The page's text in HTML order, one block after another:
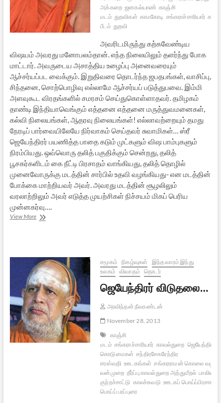
அக்கறை ஜனகல்யாண் காஞ்சி
மடம் துறவிகள் காமகோடி சங்கராச்சாரியார்
பீடம் துறவி
அவரிடமிருந்து கற்கவேண்டிய
விஷயம் அவரது மனோபலம்தான். எந்த நிலையிலும் தளர்ந்து போக
மாட்டார். அவருடைய அசாத்திய உழைப்பு அனைவரையும்
ஆச்சர்யப்பட வைக்கும். இறுதிவரை தொடர்ந்த ஜபதபங்கள், வாசிப்பு,
சிந்தனை, சொற்பொழிவு எல்லாமே ஆச்சர்யப் படுத்துபவை. இம்மி
அளவுகூட விரதங்களில் சமரசம் செய்துகொள்ளாதவர். தமிழகம்
தாண்டி இந்தியாவெங்கும் எத்தனை எத்தனை மருத்துவமனைகள்,
கல்வி நிலையங்கள், ஆதரவு நிலையங்கள்! எல்லாவற்றையும் தமது
நேரடிப் பார்வையிலேயே நிர்வாகம் செய்தவர் சுவாமிகள்… ஸ்ரீ
ஜெயேந்திரர் பயணித்த பாதை கடும் முட்களும் விஷ பாம்புகளும்
நிரம்பியது. ஒவ்வொரு தலித் பகுதிக்கும் சென்றது, தலித்
பூசகர்களிடம் கை நீட்டி பிரசாதம் வாங்கியது, தலித் தொழில்
முனைவோருக்கு மடத்தின் சார்பில் உதவி வழங்கியது- என மடத்தின்
போக்கை மாற்றியவர் அவர். அவரது மடத்தின் சூழலிலும்
வரலாற்றிலும் அவர் எடுத்த முயற்சிகள் நிச்சயம் மிகப் பெரிய
முன்னகர்வு….
View Moreஅஞ்சலி:
சமூகம்
நிகழ்வுகள்
இந்த வாரம் இந்து
உலகம்
விவாதம் தொடர்
ஜெயேந்திரர் விடுதலை…
அரவிந்தன் நீலகண்டன்
November 28, 2013
காஞ்சி
மடம் சங்கராச்சாரியார் காவல்துறை ஜெயேந்திரர்
கொடுமைகள் சந்திரசேகரேந்திர
சரஸ்வதி ஊடகங்கள் சங்கரராமன் கொலை
வன்முறை தீர்ப்பு காவல்துறை அத்துமீறல் பாலியல்
குற்றச்சாட்டு காலச்சுவடு ஊடகப் பொய்ப்பிரசாரம்
பொய்ப் பரப்புரை